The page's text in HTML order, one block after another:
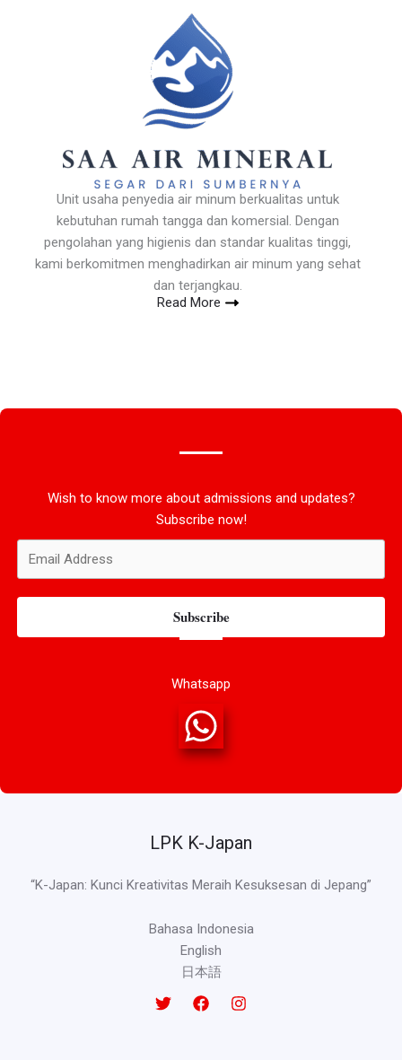
Unit usaha penyedia air minum berkualitas untuk
kebutuhan rumah tangga dan komersial. Dengan
pengolahan yang higienis dan standar kualitas tinggi,
kami berkomitmen menghadirkan air minum yang sehat
dan terjangkau.
Read More
Wish to know more about admissions and updates?
Subscribe now!
Subscribe
Whatsapp
LPK K-Japan
“K-Japan: Kunci Kreativitas Meraih Kesuksesan di Jepang”
Bahasa Indonesia
English
日本語